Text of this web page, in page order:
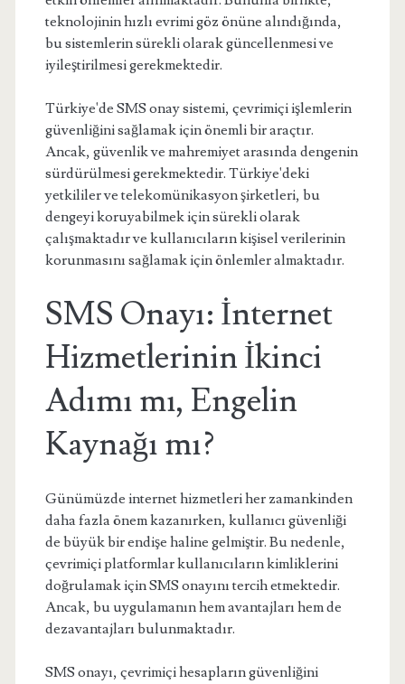
teknolojinin hızlı evrimi göz önüne alındığında,
bu sistemlerin sürekli olarak güncellenmesi ve
iyileştirilmesi gerekmektedir.
Türkiye'de SMS onay sistemi, çevrimiçi işlemlerin
güvenliğini sağlamak için önemli bir araçtır.
Ancak, güvenlik ve mahremiyet arasında dengenin
sürdürülmesi gerekmektedir. Türkiye'deki
yetkililer ve telekomünikasyon şirketleri, bu
dengeyi koruyabilmek için sürekli olarak
çalışmaktadır ve kullanıcıların kişisel verilerinin
korunmasını sağlamak için önlemler almaktadır.
SMS Onayı: İnternet
Hizmetlerinin İkinci
Adımı mı, Engelin
Kaynağı mı?
Günümüzde internet hizmetleri her zamankinden
daha fazla önem kazanırken, kullanıcı güvenliği
de büyük bir endişe haline gelmiştir. Bu nedenle,
çevrimiçi platformlar kullanıcıların kimliklerini
doğrulamak için SMS onayını tercih etmektedir.
Ancak, bu uygulamanın hem avantajları hem de
dezavantajları bulunmaktadır.
SMS onayı, çevrimiçi hesapların güvenliğini